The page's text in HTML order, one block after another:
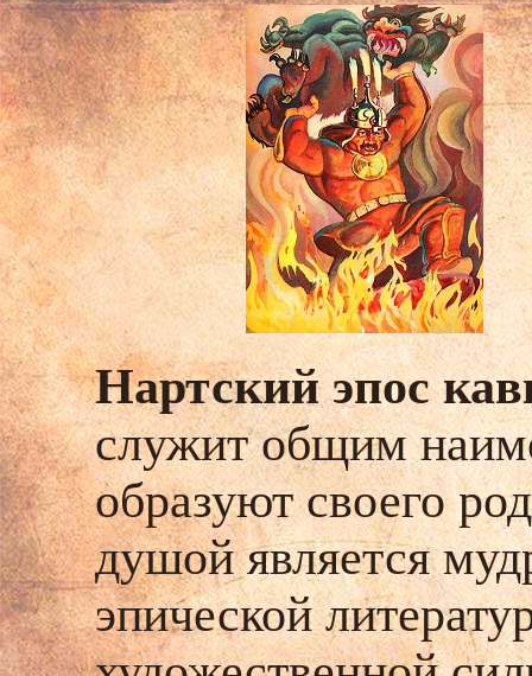
Нартский эпос
служит общим
образуют своего
душой является
эпической